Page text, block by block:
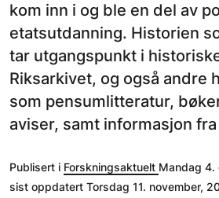
kom inn i og ble en del av
etatsutdanning. Historien
tar utgangspunkt i
Riksarkivet, og også andre
som pensumlitteratur,
aviser, samt informasjon
Publisert i Forskningsaktuelt Mandag 4.
sist oppdatert Torsdag 11. november,